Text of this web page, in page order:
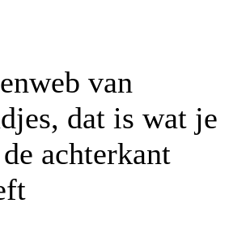
van
dat is wat je
achterkant